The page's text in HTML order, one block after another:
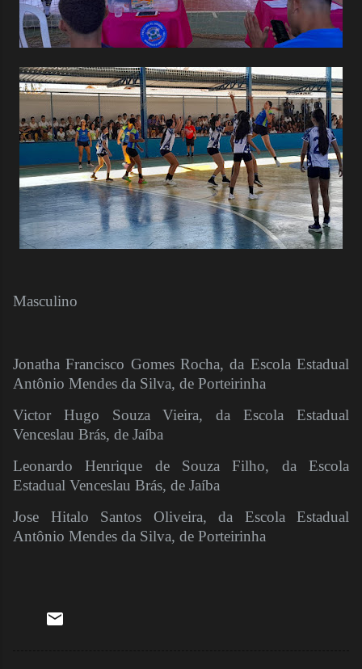
Masculino
Jonatha Francisco Gomes Rocha, da Escola Estadual
Antônio Mendes da Silva, de Porteirinha
Victor Hugo Souza Vieira, da Escola Estadual
Venceslau Brás, de Jaíba
Leonardo Henrique de Souza Filho, da Escola
Estadual Venceslau Brás, de Jaíba
Jose Hitalo Santos Oliveira, da Escola Estadual
Antônio Mendes da Silva, de Porteirinha